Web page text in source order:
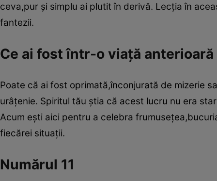
ceva,pur şi simplu ai plutit în derivă. Lecţia în
fantezii.
Ce ai fost într-o viaţă
Poate că ai fost oprimată,înconjurată de mizerie
urâţenie. Spiritul tău ştia că acest lucru nu era
Acum eşti aici pentru a celebra
fiecărei situaţii.
Numărul 11